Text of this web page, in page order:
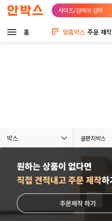
사이즈/검색어 검색
홈 맞춤박스 주문 제작
박스 골판지박스